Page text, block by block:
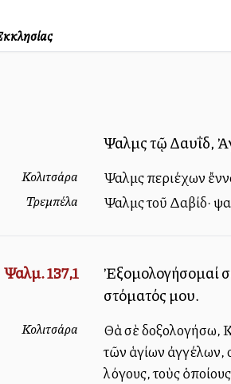
Ψαλμὸς τῷ Δαυΐδ,
Κολιτσάρα Ψαλμὸς περιέχων
Τρεμπέλα Ψαλμὸς τοῦ Δαβίδ·
Ψαλμ. 137,1
Ἐξομολογήσομαί
στόματός μου.
Κολιτσάρα
Θὰ σὲ δοξολογήσω,
τῶν ἁγίων ἀγγέλων,
λόγους, τοὺς